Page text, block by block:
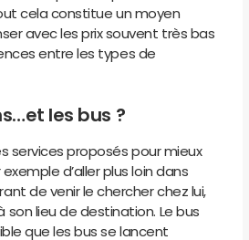
cela constitue un moyen
avec les prix souvent très bas
entre les types de
les bus ?
services proposés pour mieux
d’aller plus loin dans
de venir le chercher chez lui,
lieu de destination. Le bus
que les bus se lancent